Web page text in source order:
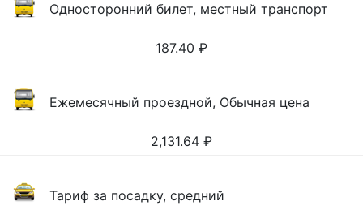
Односторонний билет, местный транспорт
187.40 ₽
Ежемесячный проездной, Обычная цена
2,131.64 ₽
Тариф за посадку, средний